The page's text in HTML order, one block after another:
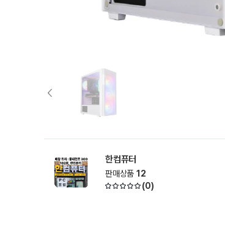
한컴퓨터
판매상품 12
(0)